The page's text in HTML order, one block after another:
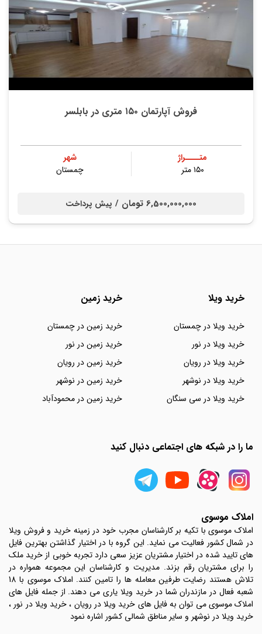
فروش آپارتمان ۱۵۰ متری در بابلسر
متــــراژ
۱۵۰ متر
شهر
چمستان
6,500,000,000 تومان / پیش پرداخت
خرید ویلا
خرید ویلا در چمستان
خرید ویلا در نور
خرید ویلا در رویان
خرید ویلا در نوشهر
خرید ویلا در سی سنگان
خرید زمین
خرید زمین در چمستان
خرید زمین در نور
خرید زمین در رویان
خرید زمین در نوشهر
خرید زمین در محمودآباد
ما را در شبکه های اجتماعی دنبال کنید
املاک موسوی
املاک موسوی با تکیه بر کارشناسان مجرب خود در زمینه خرید و فروش ویلا
در شمال کشور فعالیت می نماید. این گروه با در اختیار گذاشتن بهترین فایل
های تایید شده در اختیار مشتریان عزیز سعی دارد تجربه خوبی از خرید ملک
را برای مشتریان رقم بزند. مدیریت و کارشناسان این مجموعه همواره در
تلاش هستند رضایت طرفین معامله ها را تامین کنند. املاک موسوی با 18
شعبه فعال در مازندران شما در خرید ویلا یاری می دهند. از جمله فایل های
املاک موسوی می توان به فایل های خرید ویلا در رویان ، خرید ویلا در نور ،
خرید ویلا در نوشهر و سایر مناطق شمالی کشور اشاره نمود